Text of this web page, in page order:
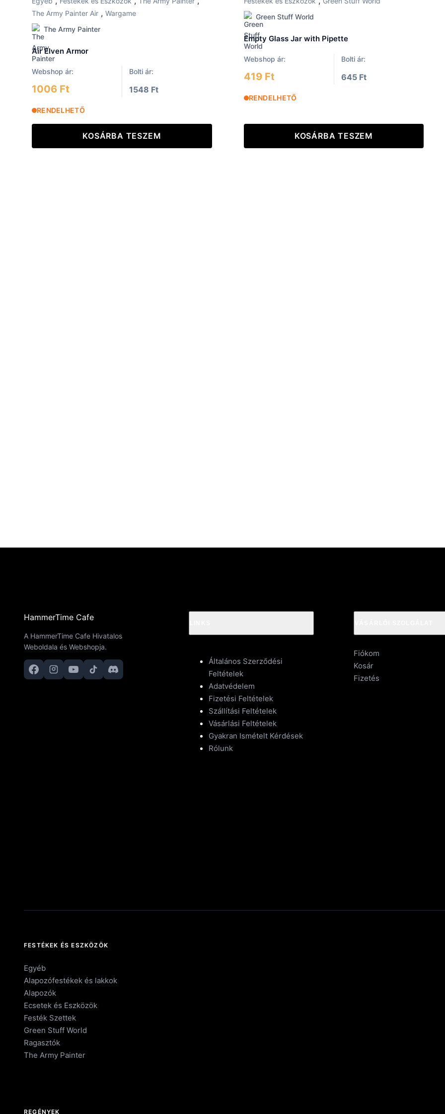
The Army Painter Air , Wargame
The Army Painter
Air Elven Armor
Webshop ár: Bolti ár:
1006 Ft 1548 Ft
RENDELHETŐ
KOSÁRBA TESZEM
Green Stuff World
Empty Glass Jar with Pipette
Webshop ár: Bolti ár:
419 Ft 645 Ft
RENDELHETŐ
KOSÁRBA TESZEM
HammerTime Cafe
A HammerTime Cafe Hivatalos
Weboldala és Webshopja.
Általános Szerződési
Feltételek
Adatvédelem
Fizetési Feltételek
Szállítási Feltételek
Vásárlási Feltételek
Gyakran Ismételt Kérdések
Rólunk
Fiókom
Kosár
Fizetés
FESTÉKEK ÉS ESZKÖZÖK
Egyéb
Alapozófestékek és lakkok
Alapozók
Ecsetek és Eszközök
Festék Szettek
Green Stuff World
Ragasztók
The Army Painter
REGÉNYEK